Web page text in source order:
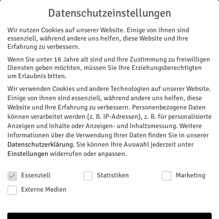
Start
« Alle Veranstaltungen
Diese Veranstaltung hat bereits stattgefunden.
Seminarreihe „Leben mit
Demenz“
Facebook
Datenschutzeinstellungen
Wir nutzen Cookies auf unserer Website. Einige von ihnen sind
essenziell, während andere uns helfen, diese Website und Ihre
Erfahrung zu verbessern.
Wenn Sie unter 16 Jahre alt sind und Ihre Zustimmung zu freiwilligen
Diensten geben möchten, müssen Sie Ihre Erziehungsberechtigten
um Erlaubnis bitten.
Wir verwenden Cookies und andere Technologien auf unserer Website.
Einige von ihnen sind essenziell, während andere uns helfen, diese
Website und Ihre Erfahrung zu verbessern. Personenbezogene Daten
können verarbeitet werden (z. B. IP-Adressen), z. B. für personalisierte
Anzeigen und Inhalte oder Anzeigen- und Inhaltsmessung. Weitere
Informationen über die Verwendung Ihrer Daten finden Sie in unserer
Datenschutzerklärung. Sie können Ihre Auswahl jederzeit unter
Einstellungen widerrufen oder anpassen.
Essenziell
Statistiken
Marketing
Externe Medien